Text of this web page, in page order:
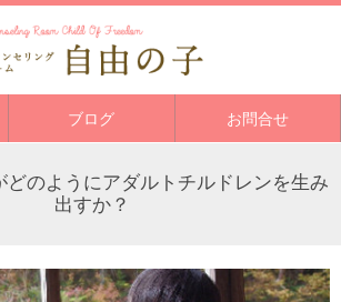
ブログ お問合せ
どのようにアダルトチルドレンを生み
出すか？